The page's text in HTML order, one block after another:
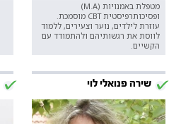
מטפלת באמנויות (M.A)
ופסיכותרפיסטית CBT מוסמכת.
עוזרת לילדים, נוער וצעירים, ללמוד
לווסת את רגשותיהם ולהתמודד עם
הקשיים.
שירה פנואלי לוי